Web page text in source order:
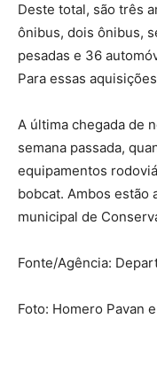
Deste total, são três
ônibus, dois ônibus,
pesadas e 36
Para essas
A última chegada de
semana passada,
equipamentos
bobcat. Ambos estão
municipal de
Fonte/Agência:
Foto: Homero Pavan